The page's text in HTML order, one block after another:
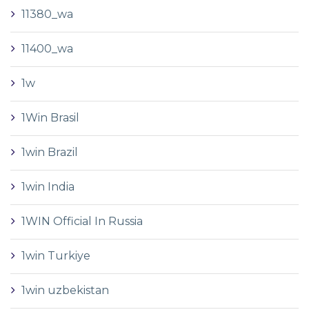
11380_wa
11400_wa
1w
1Win Brasil
1win Brazil
1win India
1WIN Official In Russia
1win Turkiye
1win uzbekistan